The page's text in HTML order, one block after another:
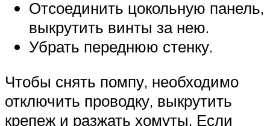
Отсоединить цокольную панель,
выкрутить винты за нею.
Убрать переднюю стенку.
Чтобы снять помпу, необходимо
отключить проводку, выкрутить
крепеж и разжать хомуты. Если